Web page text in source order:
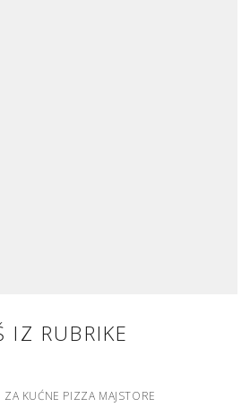
IZ RUBRIKE
ZA KUĆNE PIZZA MAJSTORE